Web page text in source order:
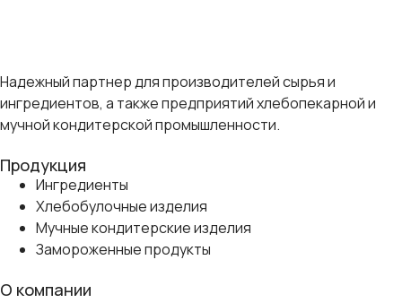
Надежный партнер для производителей сырья и
ингредиентов, а также предприятий хлебопекарной и
мучной кондитерской промышленности.
Продукция
Ингредиенты
Хлебобулочные изделия
Мучные кондитерские изделия
Замороженные продукты
О компании